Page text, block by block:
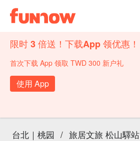
限时 3 倍送！下载App 领优惠！
首次下载 App 领取 TWD 300 新户礼
使用 App
台北｜桃园 / 旅居文旅 松山驛站